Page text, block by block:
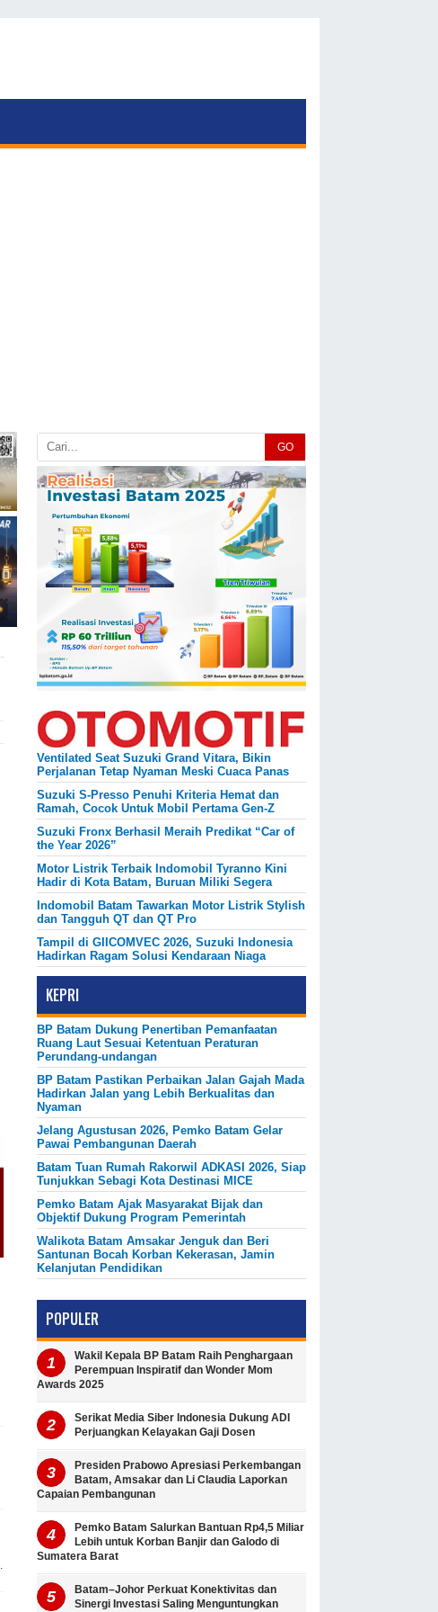
GO
Ventilated Seat Suzuki Grand Vitara, Bikin
Perjalanan Tetap Nyaman Meski Cuaca Panas
Suzuki S-Presso Penuhi Kriteria Hemat dan
Ramah, Cocok Untuk Mobil Pertama Gen-Z
Suzuki Fronx Berhasil Meraih Predikat “Car of
the Year 2026”
Motor Listrik Terbaik Indomobil Tyranno Kini
Hadir di Kota Batam, Buruan Miliki Segera
Indomobil Batam Tawarkan Motor Listrik Stylish
dan Tangguh QT dan QT Pro
Tampil di GIICOMVEC 2026, Suzuki Indonesia
Hadirkan Ragam Solusi Kendaraan Niaga
KEPRI
BP Batam Dukung Penertiban Pemanfaatan
Ruang Laut Sesuai Ketentuan Peraturan
Perundang-undangan
BP Batam Pastikan Perbaikan Jalan Gajah Mada
Hadirkan Jalan yang Lebih Berkualitas dan
Nyaman
Jelang Agustusan 2026, Pemko Batam Gelar
Pawai Pembangunan Daerah
Batam Tuan Rumah Rakorwil ADKASI 2026, Siap
Tunjukkan Sebagi Kota Destinasi MICE
Pemko Batam Ajak Masyarakat Bijak dan
Objektif Dukung Program Pemerintah
Walikota Batam Amsakar Jenguk dan Beri
Santunan Bocah Korban Kekerasan, Jamin
Kelanjutan Pendidikan
POPULER
Wakil Kepala BP Batam Raih Penghargaan
Perempuan Inspiratif dan Wonder Mom
Awards 2025
Serikat Media Siber Indonesia Dukung ADI
Perjuangkan Kelayakan Gaji Dosen
Presiden Prabowo Apresiasi Perkembangan
Batam, Amsakar dan Li Claudia Laporkan
Capaian Pembangunan
Pemko Batam Salurkan Bantuan Rp4,5 Miliar
Lebih untuk Korban Banjir dan Galodo di
Sumatera Barat
Batam–Johor Perkuat Konektivitas dan
Sinergi Investasi Saling Menguntungkan